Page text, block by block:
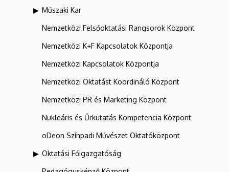
Műszaki Kar
Nemzetközi Felsőoktatási Rangsorok Központ
Nemzetközi K+F Kapcsolatok Központja
Nemzetközi Kapcsolatok Központja
Nemzetközi Oktatást Koordináló Központ
Nemzetközi PR és Marketing Központ
Nukleáris és Űrkutatás Kompetencia Központ
oDeon Színpadi Művészet Oktatóközpont
Oktatási Főigazgatóság